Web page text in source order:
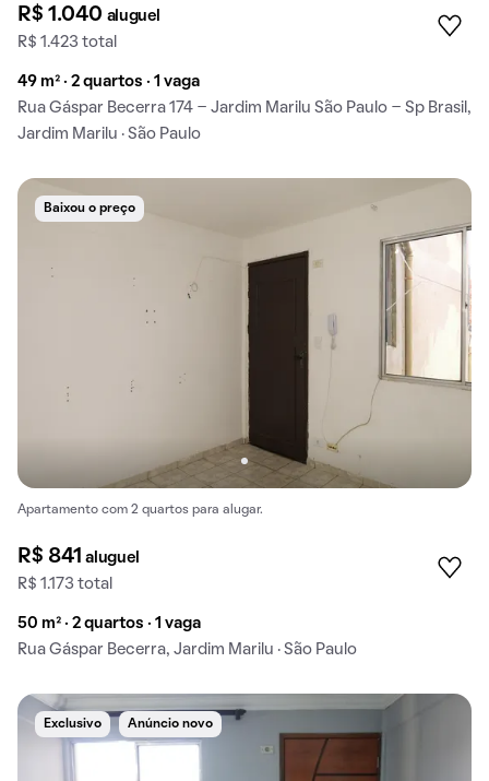
R$ 1.040 aluguel
R$ 1.423 total
49 m² · 2 quartos · 1 vaga
Rua Gáspar Becerra 174 - Jardim Marilu São Paulo - Sp Brasil,
Jardim Marilu · São Paulo
Baixou o preço
Apartamento com 2 quartos para alugar.
R$ 841aluguel
R$ 1.173 total
50 m² · 2 quartos · 1 vaga
Rua Gáspar Becerra, Jardim Marilu · São Paulo
Exclusivo Anúncio novo